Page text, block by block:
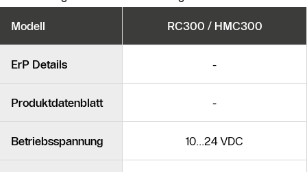
Modell RC300 / HMC300
ErP Details -
Produktdatenblatt -
Betriebsspannung 10...24 VDC